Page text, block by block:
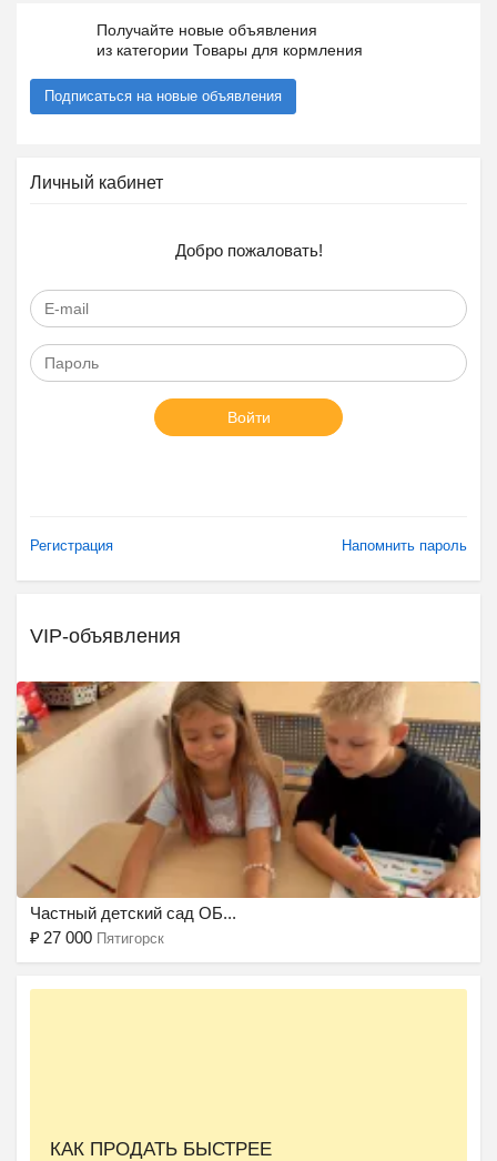
Получайте новые объявления
из категории Товары для кормления
Подписаться на новые объявления
Личный кабинет
Добро пожаловать!
Войти
Регистрация Напомнить пароль
VIP-объявления
Ещё 2 фото
Частный детский сад ОБ...
₽ 27 000 Пятигорск
КАК ПРОДАТЬ БЫСТРЕЕ